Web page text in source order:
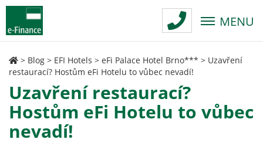
MENU
> Blog > EFI Hotels > eFi Palace Hotel Brno*** > Uzavření
restaurací? Hostům eFi Hotelu to vůbec nevadí!
Uzavření restaurací?
Hostům eFi Hotelu to vůbec
nevadí!